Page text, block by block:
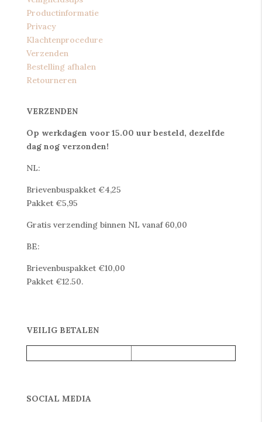
Productinformatie
Privacy
Klachtenprocedure
Verzenden
Bestelling afhalen
Retourneren
VERZENDEN
Op werkdagen voor 15.00 uur besteld, dezelfde
dag nog verzonden!
NL:
Brievenbuspakket €4,25
Pakket €5,95
Gratis verzending binnen NL vanaf 60,00
BE:
Brievenbuspakket €10,00
Pakket €12.50.
VEILIG BETALEN
SOCIAL MEDIA